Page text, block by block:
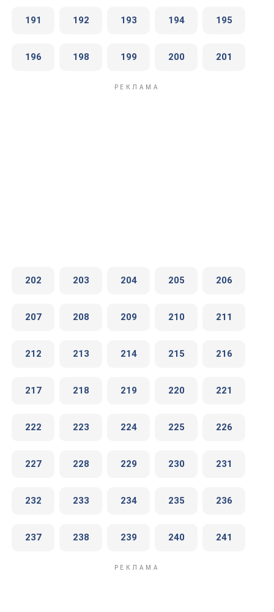
191 192 193 194 195
196 198 199 200 201
202 203 204 205 206
207 208 209 210 211
212 213 214 215 216
217 218 219 220 221
222 223 224 225 226
227 228 229 230 231
232 233 234 235 236
237 238 239 240 241